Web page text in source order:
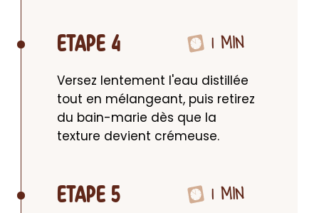
ETAPE 4 1 MIN
Versez lentement l'eau distillée
tout en mélangeant, puis retirez
du bain-marie dès que la
texture devient crémeuse.
ETAPE 5 1 MIN